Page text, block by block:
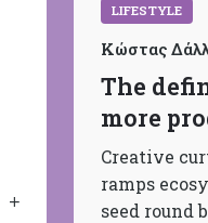
LIFESTYLE
Κώστας
The
more
Creative
ramps
seed round